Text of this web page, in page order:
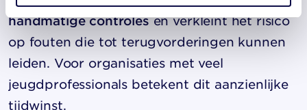
handmatige controlesen verkleint het risico
op fouten die tot terugvorderingen kunnen
leiden. Voor organisaties met veel
jeugdprofessionals betekent dit aanzienlijke
tijdwinst.